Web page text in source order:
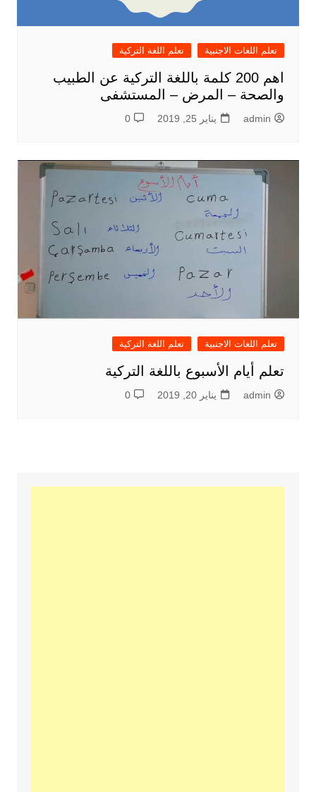
تعلم اللغات الاجنبية تعلم اللغة التركية
اهم 200 كلمة باللغة التركية عن الطبيب
والصحة – المرض – المستشفى
admin يناير 25, 2019 0
تعلم اللغات الاجنبية تعلم اللغة التركية
تعلم أيام الأسبوع باللغة التركية
admin يناير 20, 2019 0